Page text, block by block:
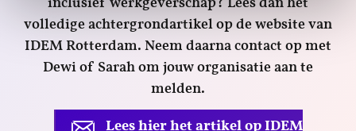
inclusief werkgeverschap? Lees dan het
volledige achtergrondartikel op de website van
IDEM Rotterdam. Neem daarna contact op met
Dewi of Sarah om jouw organisatie aan te
melden.
Lees hier het artikel op IDEM